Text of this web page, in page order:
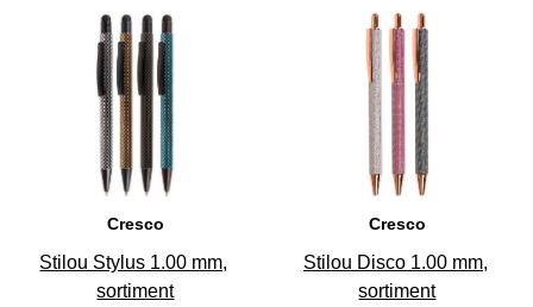
17
Cresco
Stilou Stylus 1.00 mm,
sortiment
18
Cresco
Stilou Disco 1.00 mm,
sortiment